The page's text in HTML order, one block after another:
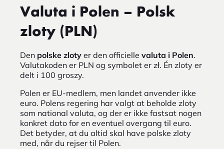
Valuta i Polen – Polsk
zloty (PLN)
Den polske zloty er den officielle valuta i Polen.
Valutakoden er PLN og symbolet er zł. Én zloty er
delt i 100 groszy.
Polen er EU-medlem, men landet anvender ikke
euro. Polens regering har valgt at beholde zloty
som national valuta, og der er ikke fastsat nogen
konkret dato for en eventuel overgang til euro.
Det betyder, at du altid skal have polske zloty
med, når du rejser til Polen.